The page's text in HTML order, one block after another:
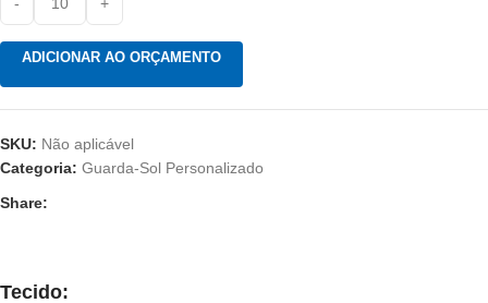
Tecido:
ADICIONAR AO ORÇAMENTO
SKU: Não aplicável
Categoria: Guarda-Sol Personalizado
Share: